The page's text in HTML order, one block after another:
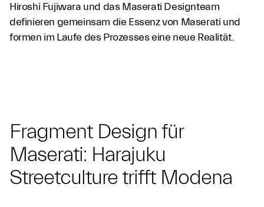
Hiroshi Fujiwara und das Maserati Designteam
definieren gemeinsam die Essenz von Maserati und
formen im Laufe des Prozesses eine neue Realität.
Fragment Design für
Maserati: Harajuku
Streetculture trifft Modena